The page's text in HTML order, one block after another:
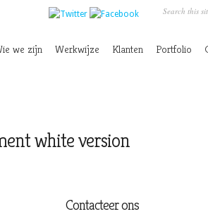
we zijn Werkwijze Klanten Portfolio
white version
Contacteer ons